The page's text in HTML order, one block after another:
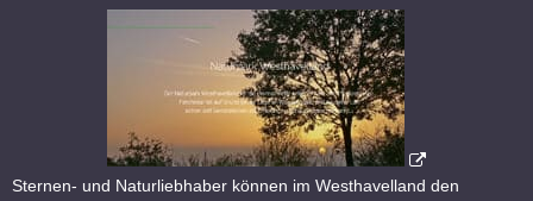
Sternen- und Naturliebhaber können im Westhavelland den